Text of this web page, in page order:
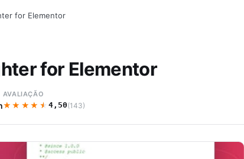
for Elementor
for Elementor
AVALIAÇÃO
★★★★★
★★★★★4,50(143)